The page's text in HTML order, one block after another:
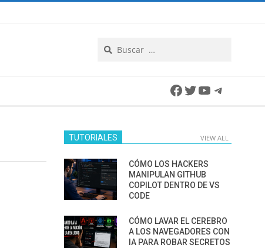
Facebook
Twitter
YouTube
TUTORIALES VIEW ALL
CÓMO LOS HACKERS
MANIPULAN GITHUB
COPILOT DENTRO DE VS
CODE
CÓMO LAVAR EL CEREBRO
A LOS NAVEGADORES CON
IA PARA ROBAR SECRETOS